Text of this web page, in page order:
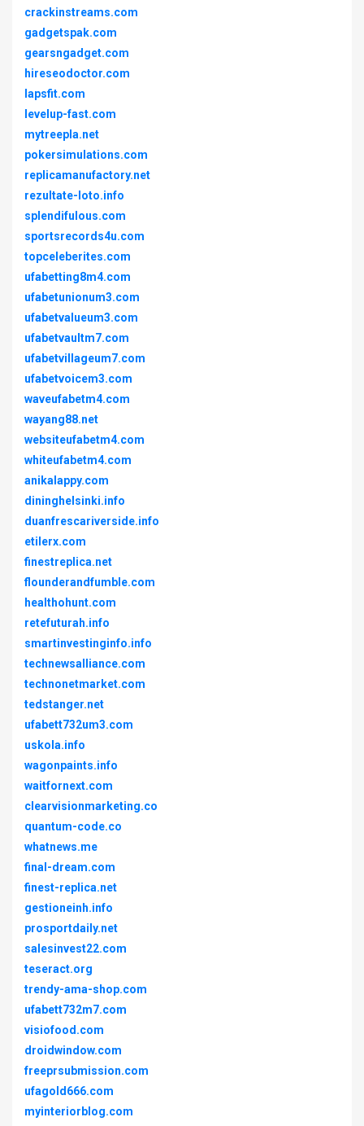
crackinstreams.com
gadgetspak.com
gearsngadget.com
hireseodoctor.com
lapsfit.com
levelup-fast.com
mytreepla.net
pokersimulations.com
replicamanufactory.net
rezultate-loto.info
splendifulous.com
sportsrecords4u.com
topceleberites.com
ufabetting8m4.com
ufabetunionum3.com
ufabetvalueum3.com
ufabetvaultm7.com
ufabetvillageum7.com
ufabetvoicem3.com
waveufabetm4.com
wayang88.net
websiteufabetm4.com
whiteufabetm4.com
anikalappy.com
dininghelsinki.info
duanfrescariverside.info
etilerx.com
finestreplica.net
flounderandfumble.com
healthohunt.com
retefuturah.info
smartinvestinginfo.info
technewsalliance.com
technonetmarket.com
tedstanger.net
ufabett732um3.com
uskola.info
wagonpaints.info
waitfornext.com
clearvisionmarketing.co
quantum-code.co
whatnews.me
final-dream.com
finest-replica.net
gestioneinh.info
prosportdaily.net
salesinvest22.com
teseract.org
trendy-ama-shop.com
ufabett732m7.com
visiofood.com
droidwindow.com
freeprsubmission.com
ufagold666.com
myinteriorblog.com